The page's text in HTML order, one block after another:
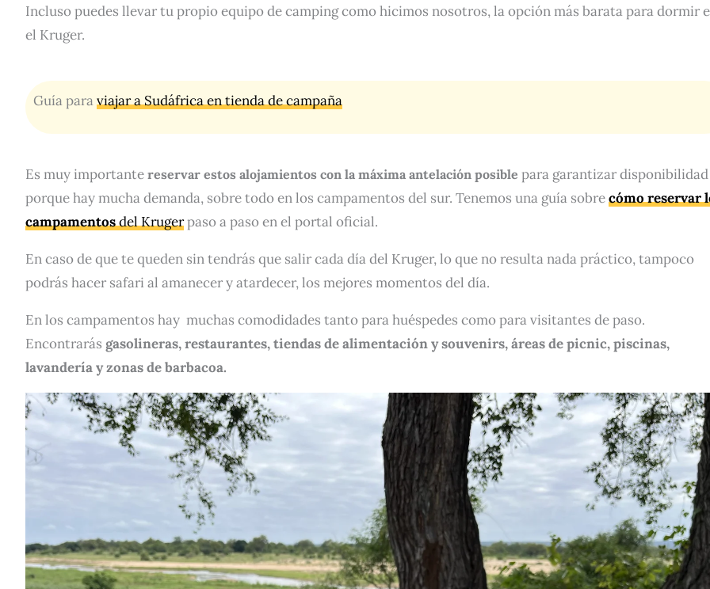
Incluso puedes llevar tu propio equipo de camping como hicimos nosotros, la opción más barata para dormir
el Kruger.
Guía paraviajar a Sudáfrica en tienda de campaña
Es muy importante reservar estos alojamientos con la máxima antelación posible para garantizar disponibilidad
porque hay mucha demanda, sobre todo en los campamentos del sur. Tenemos una guía sobrecómo reservar
campamentosdel Krugerpaso a paso en el portal oficial.
En caso de que te queden sin tendrás que salir cada día del Kruger, lo que no resulta nada práctico, tampoco
podrás hacer safari al amanecer y atardecer, los mejores momentos del día.
En los campamentos hay muchas comodidades tanto para huéspedes como para visitantes de paso.
Encontrarás gasolineras, restaurantes, tiendas de alimentación y souvenirs, áreas de picnic, piscinas,
lavandería y zonas de barbacoa.